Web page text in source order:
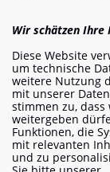
In
Wir schätzen Ihre
Diese Website
um technische
weitere Nutzung
mit unserer
stimmen zu,
weitergeben
Funktionen, die
mit relevanten
und zu